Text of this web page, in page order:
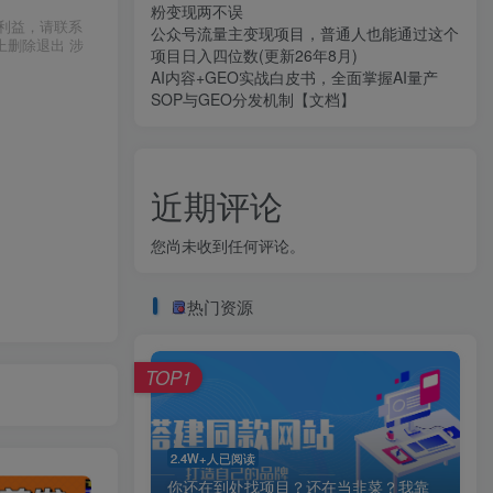
益，请联系
删除退出 涉
粉变现两不误
公众号流量主变现项目，普通人也能通过这个
项目日入四位数(更新26年8月)
AI内容+GEO实战白皮书，全面掌握AI量产
SOP与GEO分发机制【文档】
近期评论
您尚未收到任何评论。
热门资源
2.4W+人已阅读
你还在到处找项目？还在当韭菜？我靠
TOP1